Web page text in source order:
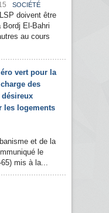
SOCIÉTÉ
doivent être
Bordj El-Bahri
au cours
vert pour la
des
les logements
et de la
le
mis à la...